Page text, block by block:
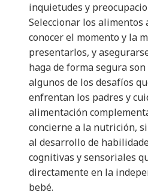
inquietudes y
Seleccionar los alimentos
conocer el momento y la
presentarlos, y
haga de forma segura son
algunos de los desafíos
enfrentan los padres y
alimentación
concierne a la nutrición,
al desarrollo de
cognitivas y sensoriales
directamente en la
bebé.